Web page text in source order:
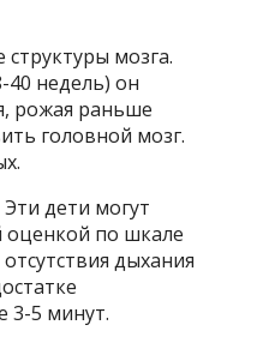
мозга.
недель) он
рожая раньше
головной мозг.
дети могут
оценкой по шкале
дыхания
3-5 минут.